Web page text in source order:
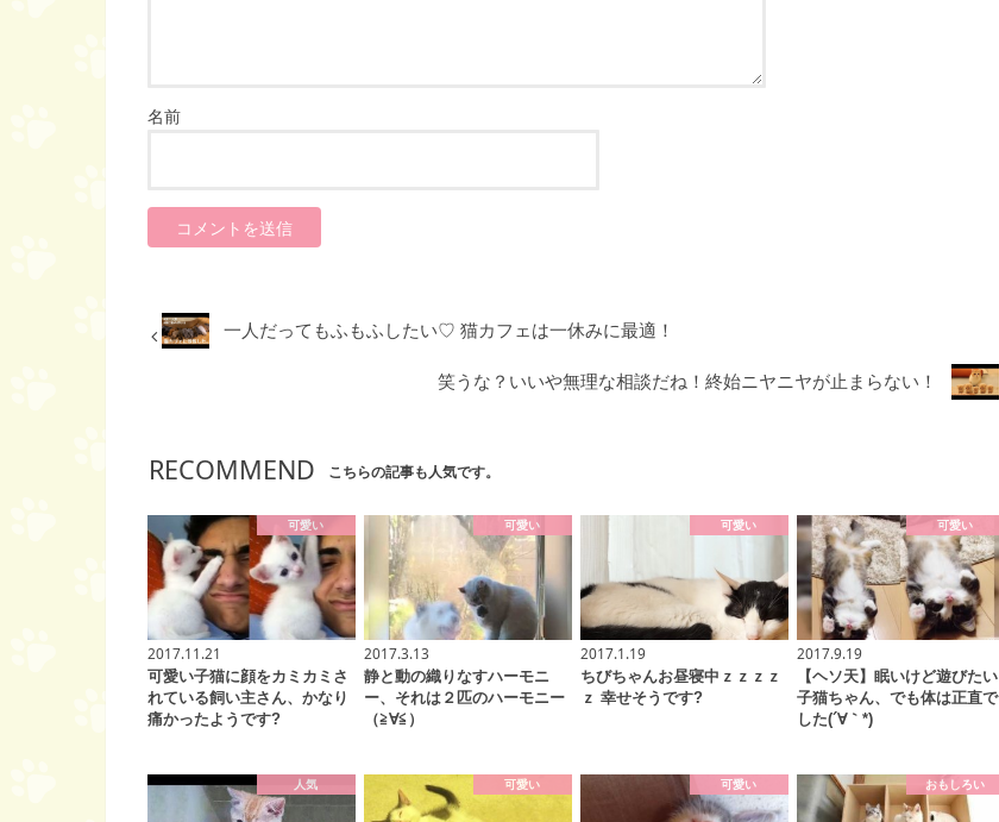
名前
一人だってもふもふしたい♡ 猫カフェは一休みに最適！
笑うな？いいや無理な相談だね！終始ニヤニヤが止まらない！
RECOMMEND こちらの記事も人気です。
可愛い
2017.11.21
可愛い子猫に顔をカミカミさ
れている飼い主さん、かなり
痛かったようです?
可愛い
2017.3.13
静と動の織りなすハーモニ
ー、それは２匹のハーモニー
（≧∀≦）
可愛い
2017.1.19
ちびちゃんお昼寝中ｚｚｚｚ
ｚ 幸せそうです?
可愛い
2017.9.19
【ヘソ天】眠いけど遊びたい
子猫ちゃん、でも体は正直で
した(´∀｀*)
人気 可愛い 可愛い おもしろい